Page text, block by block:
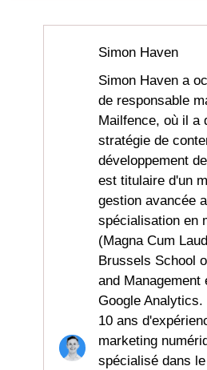
Simon Haven
Simon Haven a
de responsable
Mailfence, où il a
stratégie de
développement
est titulaire d'un
gestion avancée
spécialisation en
(Magna Cum
Brussels School
and
Google
10 ans
marketing
spécialisé dans